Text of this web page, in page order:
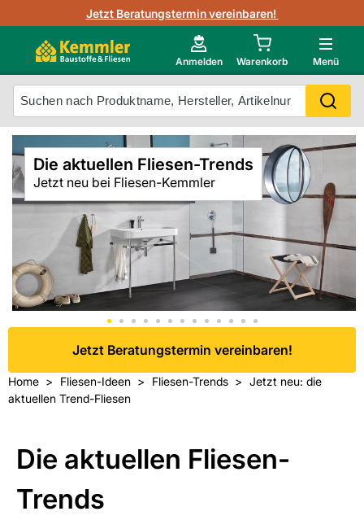
Jetzt Beratungstermin vereinbaren!
Anmelden Warenkorb Menü
3D-Raumvisualisierung
Kemmler-Partner
Ihr Fliesentyp
Fliesen-Kemmler AR-App
Highlight des Monats Fliesenserie Paladina
Gutjahr
Otto
Neu im Onlineshop?
Mein Konto
Meistverkaufte Produkte
Unsere Kemmler-Marke
Die aktuellen Fliesen-Trends
Jetzt neu bei Fliesen-Kemmler
Jetzt Beratungstermin vereinbaren!
Home Fliesen-Ideen Fliesen-Trends
Jetzt neu: die
aktuellen Trend-Fliesen
Die aktuellen Fliesen-
Trends